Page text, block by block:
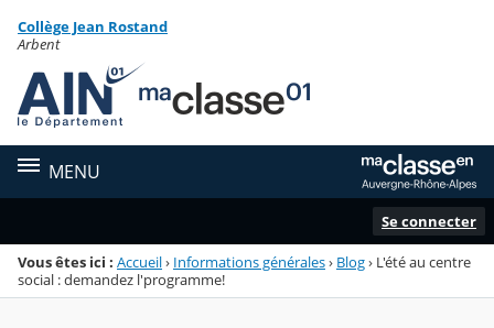
Menu de la rubrique
Contenu
Collège Jean Rostand
Arbent
MENU
Se connecter
Vous êtes ici : Accueil› Informations générales› Blog› L'été au centre
social : demandez l'programme!